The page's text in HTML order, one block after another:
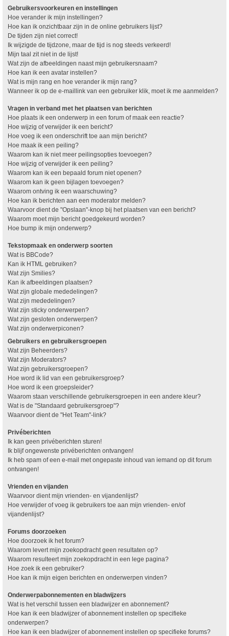
Gebruikersvoorkeuren en instellingen
Hoe verander ik mijn instellingen?
Hoe kan ik onzichtbaar zijn in de online gebruikers lijst?
De tijden zijn niet correct!
Ik wijzigde de tijdzone, maar de tijd is nog steeds verkeerd!
Mijn taal zit niet in de lijst!
Wat zijn de afbeeldingen naast mijn gebruikersnaam?
Hoe kan ik een avatar instellen?
Wat is mijn rang en hoe verander ik mijn rang?
Wanneer ik op de e-maillink van een gebruiker klik, moet ik me aanmelden?
Vragen in verband met het plaatsen van berichten
Hoe plaats ik een onderwerp in een forum of maak een reactie?
Hoe wijzig of verwijder ik een bericht?
Hoe voeg ik een onderschrift toe aan mijn bericht?
Hoe maak ik een peiling?
Waarom kan ik niet meer peilingsopties toevoegen?
Hoe wijzig of verwijder ik een peiling?
Waarom kan ik een bepaald forum niet openen?
Waarom kan ik geen bijlagen toevoegen?
Waarom ontving ik een waarschuwing?
Hoe kan ik berichten aan een moderator melden?
Waarvoor dient de "Opslaan"-knop bij het plaatsen van een bericht?
Waarom moet mijn bericht goedgekeurd worden?
Hoe bump ik mijn onderwerp?
Tekstopmaak en onderwerp soorten
Wat is BBCode?
Kan ik HTML gebruiken?
Wat zijn Smilies?
Kan ik afbeeldingen plaatsen?
Wat zijn globale mededelingen?
Wat zijn mededelingen?
Wat zijn sticky onderwerpen?
Wat zijn gesloten onderwerpen?
Wat zijn onderwerpiconen?
Gebruikers en gebruikersgroepen
Wat zijn Beheerders?
Wat zijn Moderators?
Wat zijn gebruikersgroepen?
Hoe word ik lid van een gebruikersgroep?
Hoe word ik een groepsleider?
Waarom staan verschillende gebruikersgroepen in een andere kleur?
Wat is de "Standaard gebruikersgroep"?
Waarvoor dient de "Het Team"-link?
Privéberichten
Ik kan geen privéberichten sturen!
Ik blijf ongewenste privéberichten ontvangen!
Ik heb spam of een e-mail met ongepaste inhoud van iemand op dit forum
ontvangen!
Vrienden en vijanden
Waarvoor dient mijn vrienden- en vijandenlijst?
Hoe verwijder of voeg ik gebruikers toe aan mijn vrienden- en/of
vijandenlijst?
Forums doorzoeken
Hoe doorzoek ik het forum?
Waarom levert mijn zoekopdracht geen resultaten op?
Waarom resulteert mijn zoekopdracht in een lege pagina?
Hoe zoek ik een gebruiker?
Hoe kan ik mijn eigen berichten en onderwerpen vinden?
Onderwerpabonnementen en bladwijzers
Wat is het verschil tussen een bladwijzer en abonnement?
Hoe kan ik een bladwijzer of abonnement instellen op specifieke
onderwerpen?
Hoe kan ik een bladwijzer of abonnement instellen op specifieke forums?